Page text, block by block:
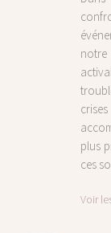
notre
plus
ces
Voir